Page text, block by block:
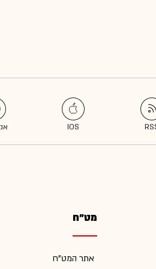
מט"ח
אתר המט"ח